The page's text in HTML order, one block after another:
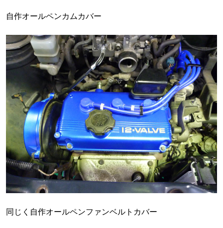
自作オールペンカムカバー
同じく自作オールペンファンベルトカバー